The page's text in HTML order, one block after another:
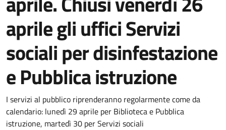
aprile gli uffici Servizi
sociali per disinfestazione
e Pubblica istruzione
Dettagli della notizia
I servizi al pubblico riprenderanno regolarmente come da
calendario: lunedì 29 aprile per Biblioteca e Pubblica
istruzione, martedì 30 per Servizi sociali